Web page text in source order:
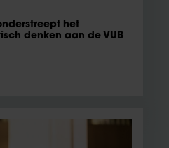
het
denken aan de VUB